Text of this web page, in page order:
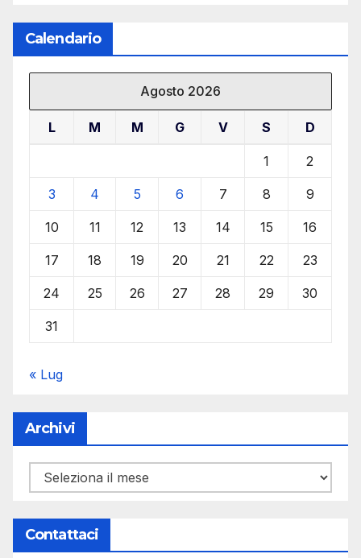
Calendario
Agosto 2026
L M M G V S D
1 2
3 4 5 6 7 8 9
10 11 12 13 14 15 16
17 18 19 20 21 22 23
24 25 26 27 28 29 30
31
« Lug
Archivi
Archivi
Contattaci